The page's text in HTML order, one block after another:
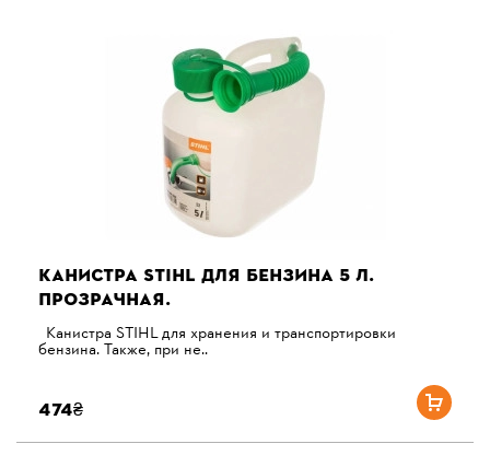
КАНИСТРА STIHL ДЛЯ БЕНЗИНА 5 Л.
ПРОЗРАЧНАЯ.
Канистра STIHL для хранения и транспортировки
бензина. Также, при не..
474₴